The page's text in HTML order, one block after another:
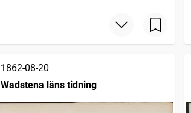
1862-08-20
Wadstena läns tidning